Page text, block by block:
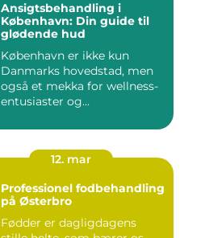
Ansigtsbehandling i
København: Din guide til
glødende hud
København er ikke kun
Danmarks hovedstad, men
også et mekka for wellness-
entusiaster og...
12. mar
Professionel fodbehandling
på Østerbro
Fødder er dagligdagens